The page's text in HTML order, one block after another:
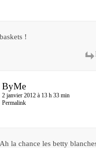
!
ByMe
2 janvier 2012 à 13 h 33 min
Permalink
la chance les betty